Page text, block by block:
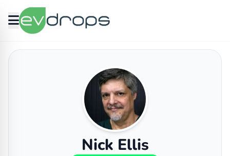
Nick Ellis